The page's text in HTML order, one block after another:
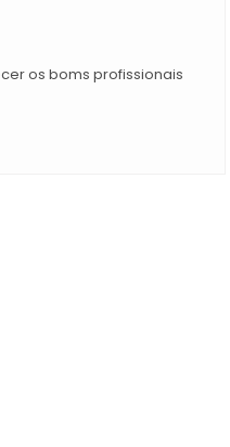
os boms profissionais